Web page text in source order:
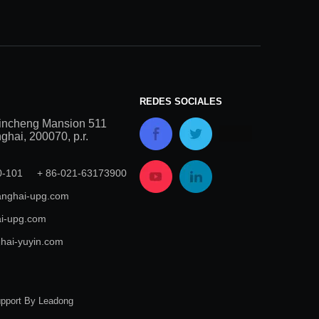
Mansion 511
200070, p.r.
101 + 86-021-63173900
upg.com
upg.com
yuyin.com
REDES SOCIALES
By Leadong